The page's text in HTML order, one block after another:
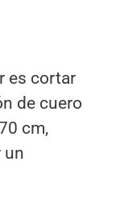
es cortar
de cuero
cm,
un